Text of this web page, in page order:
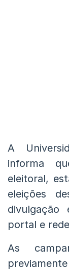
A
informa
eleitoral,
eleições
divulgação
portal e
As